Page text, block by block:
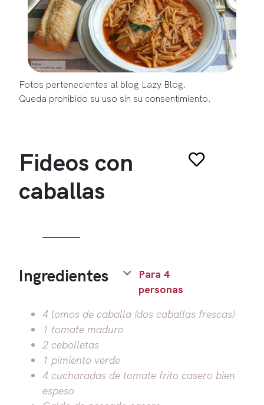
Fotos pertenecientes al blog Lazy Blog.
Queda prohibido su uso sin su consentimiento.
Fideos con
caballas
Ingredientes
Para 4
personas
4 lomos de caballa (dos caballas frescas)
1 tomate maduro
2 cebolletas
1 pimiento verde
4 cucharadas de tomate frito casero bien
espeso